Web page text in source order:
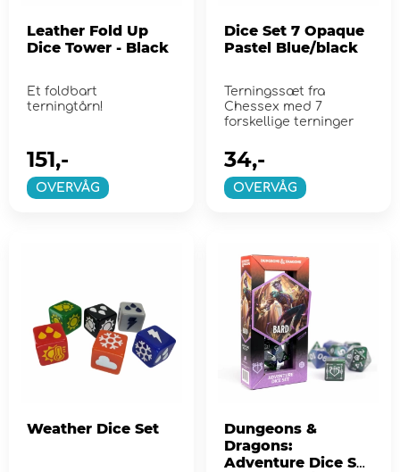
Leather Fold Up
Dice Tower - Black
Et foldbart
terningtårn!
OVERVÅG
151,-
Dice Set 7 Opaque
Pastel Blue/black
Terningssæt fra
Chessex med 7
forskellige terninger
OVERVÅG
34,-
Weather Dice Set
Dungeons &
Dragons:
Adventure Dice Set